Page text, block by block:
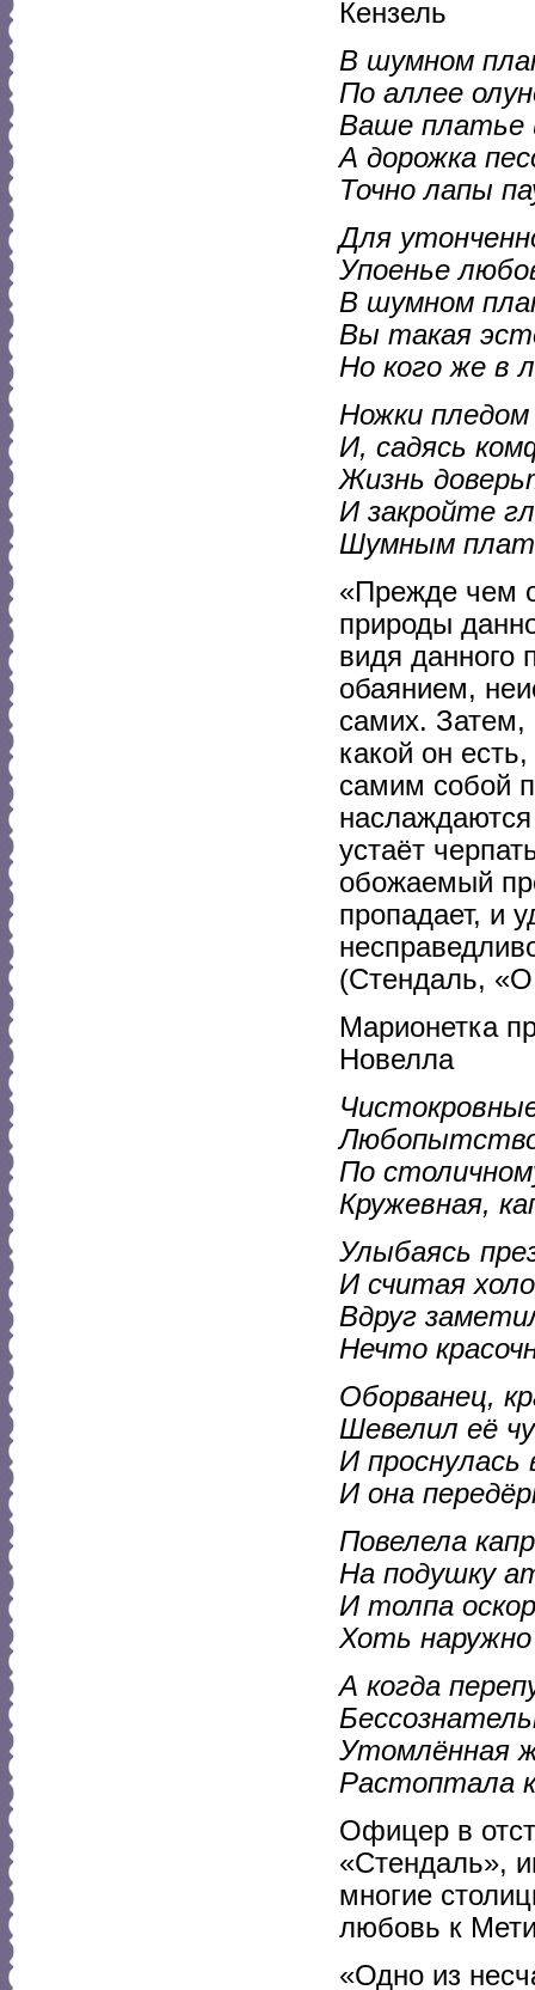
Кензель
В шумном
По аллее
Ваше платье
А дорожка
Точно лапы
Для
Упоенье
В шумном
Вы такая
Но кого же в
Ножки
И, садясь
Жизнь
И закройте
Шумным
«Прежде чем
природы
видя данного
обаянием,
самих. Затем,
какой он
самим собой
устаёт
обожаемый
пропадает, и
(Стендаль,
Марионетка
Новелла
По
Кружевная,
Улыбаясь
И считая
Вдруг
Нечто
Оборванец,
Шевелил её
И проснулась
И она
Повелела
На подушку
И толпа
Хоть
А когда
Утомлённая
Растоптала
Офицер в
«Стендаль»,
многие
любовь к
«Одно из